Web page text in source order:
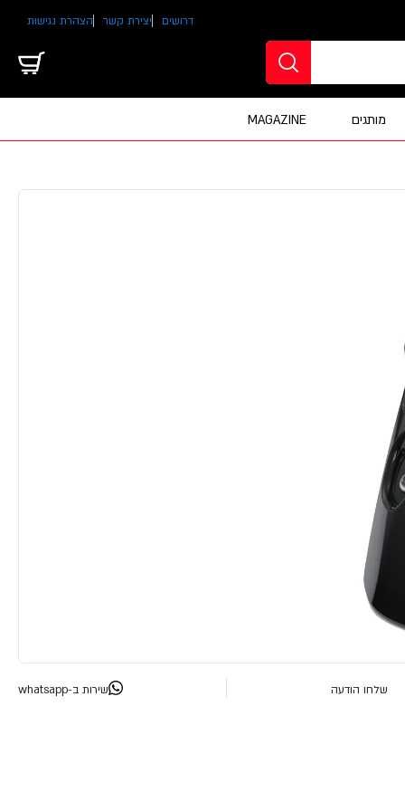
דרושים יצירת קשר הצהרת נגישות
מותגים MAGAZINE
שלחו הודעה שירות ב-whatsapp